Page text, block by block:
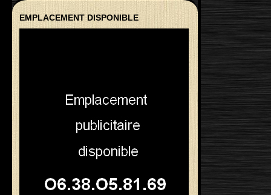
EMPLACEMENT DISPONIBLE